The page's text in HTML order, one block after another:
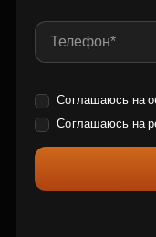
Соглашаюсь на
Соглашаюсь на